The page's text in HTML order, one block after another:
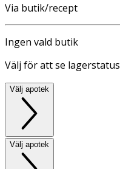
Via butik/recept
Ingen vald butik
Välj för att se lagerstatus
Välj apotek
Välj apotek